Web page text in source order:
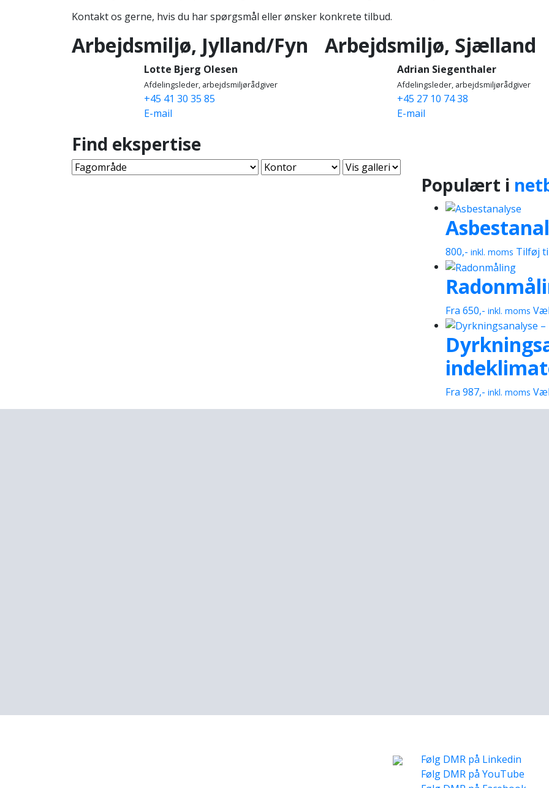
Kontakt os gerne, hvis du har spørgsmål eller ønsker konkrete tilbud.
Arbejdsmiljø, Jylland/Fyn
Lotte Bjerg Olesen
Afdelingsleder, arbejdsmiljørådgiver
+45 41 30 35 85
E-mail
Arbejdsmiljø, Sjælland
Adrian Siegenthaler
Afdelingsleder, arbejdsmiljørådgiver
+45 27 10 74 38
E-mail
Find ekspertise
Populært i
800,- inkl. moms Tilføj
Fra 650,- inkl. moms
Fra 987,- inkl. moms
Følg DMR på Linkedin
Følg DMR på YouTube